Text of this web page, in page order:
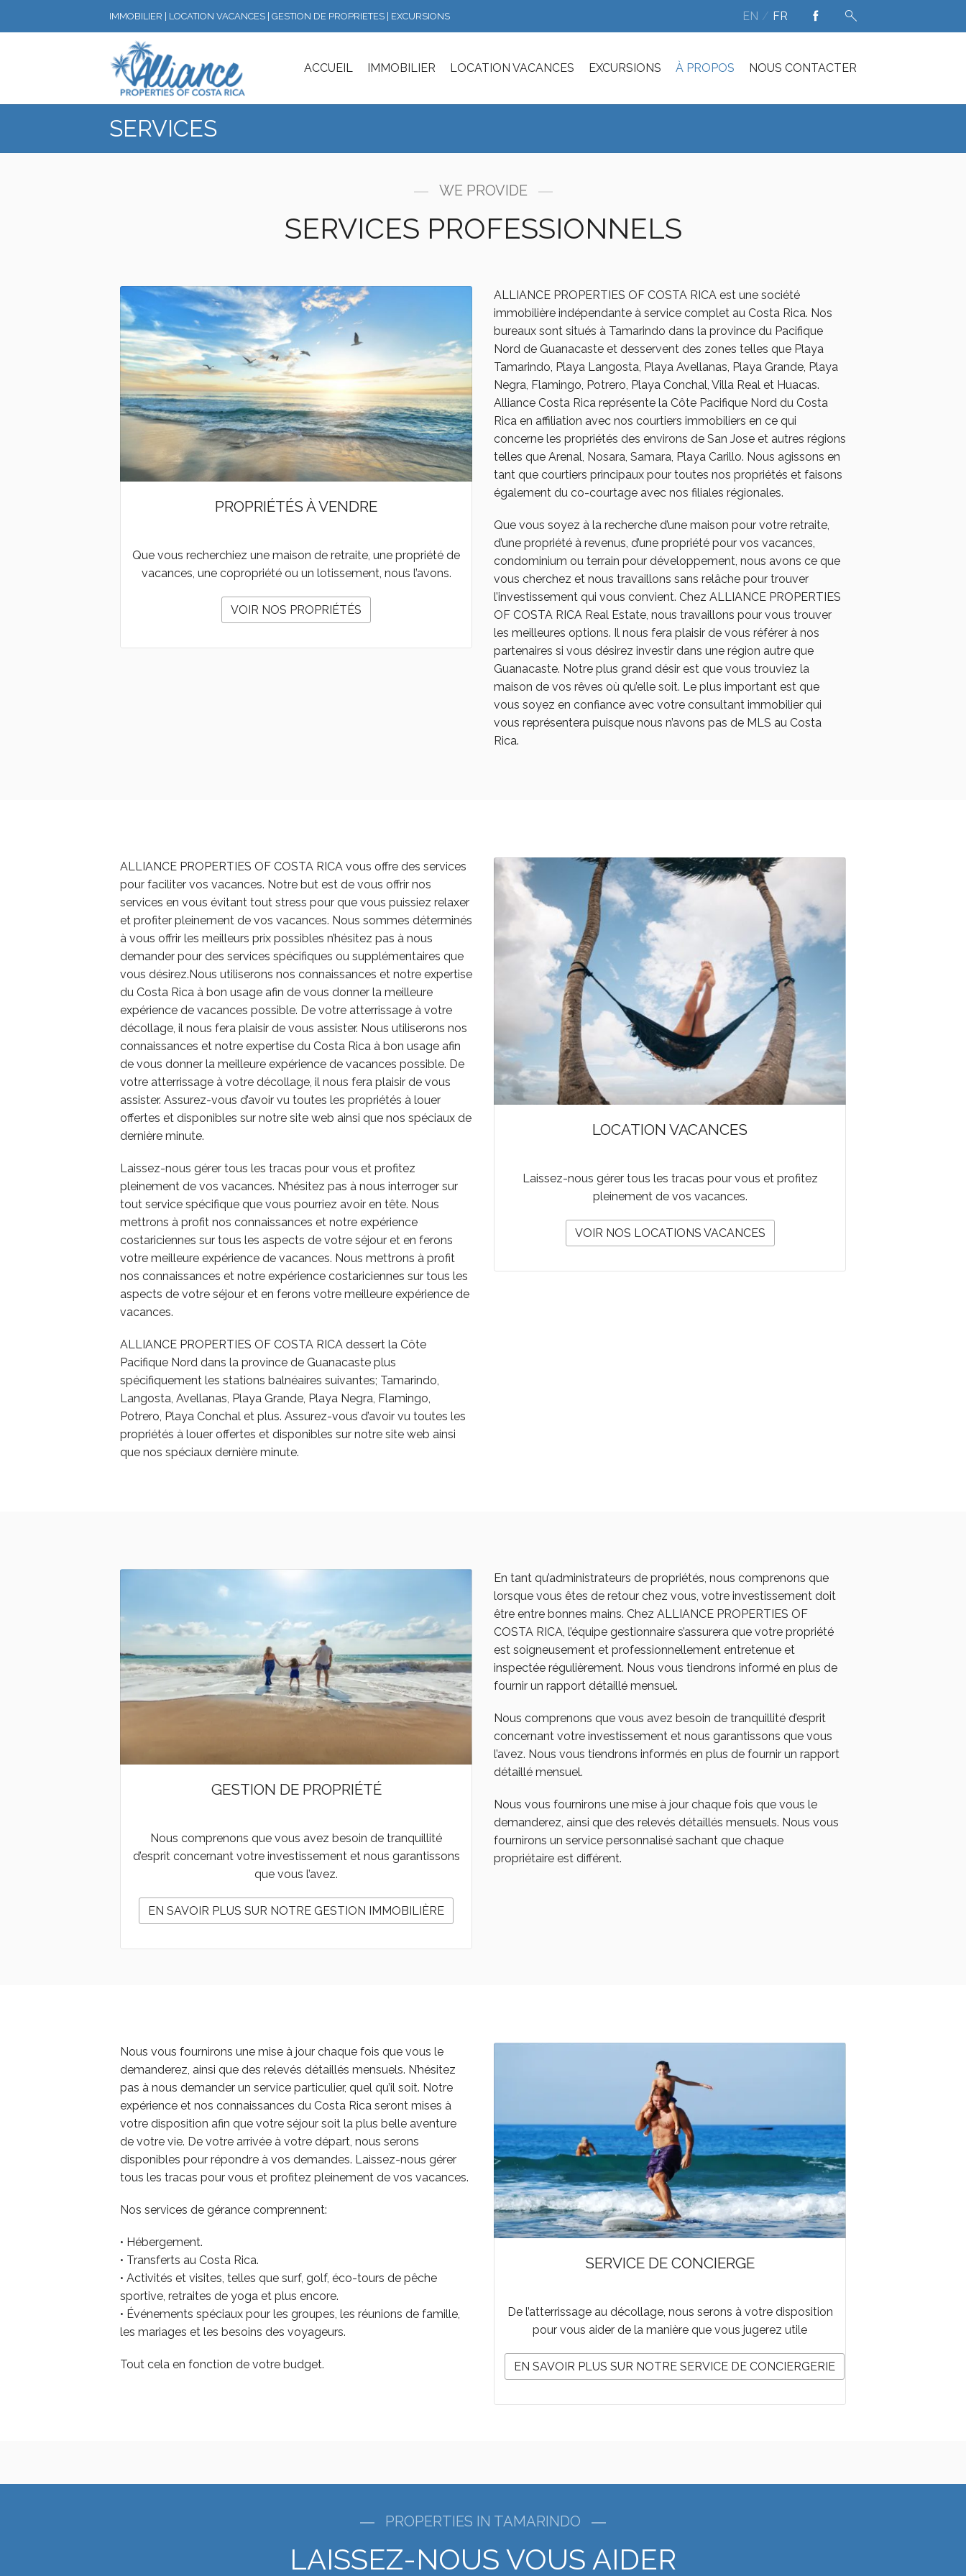
IMMOBILIER | LOCATION VACANCES | GESTION DE PROPRIETES | EXCURSIONS EN FR
ACCUEIL IMMOBILIER LOCATION VACANCES EXCURSIONS À PROPOS NOUS CONTACTER
SERVICES
WE PROVIDE
SERVICES PROFESSIONNELS
PROPRIÉTÉS À VENDRE
Que vous recherchiez une maison de retraite, une propriété de
vacances, une copropriété ou un lotissement, nous l’avons.
VOIR NOS PROPRIÉTÉS
ALLIANCE PROPERTIES OF COSTA RICA est une société
immobilière indépendante à service complet au Costa Rica. Nos
bureaux sont situés à Tamarindo dans la province du Pacifique
Nord de Guanacaste et desservent des zones telles que Playa
Tamarindo, Playa Langosta, Playa Avellanas, Playa Grande, Playa
Negra, Flamingo, Potrero, Playa Conchal, Villa Real et Huacas.
Alliance Costa Rica représente la Côte Pacifique Nord du Costa
Rica en affiliation avec nos courtiers immobiliers en ce qui
concerne les propriétés des environs de San Jose et autres régions
telles que Arenal, Nosara, Samara, Playa Carillo. Nous agissons en
tant que courtiers principaux pour toutes nos propriétés et faisons
également du co-courtage avec nos filiales régionales.
Que vous soyez à la recherche d’une maison pour votre retraite,
d’une propriété à revenus, d’une propriété pour vos vacances,
condominium ou terrain pour développement, nous avons ce que
vous cherchez et nous travaillons sans relâche pour trouver
l’investissement qui vous convient. Chez ALLIANCE PROPERTIES
OF COSTA RICA Real Estate, nous travaillons pour vous trouver
les meilleures options. Il nous fera plaisir de vous référer à nos
partenaires si vous désirez investir dans une région autre que
Guanacaste. Notre plus grand désir est que vous trouviez la
maison de vos rêves où qu’elle soit. Le plus important est que
vous soyez en confiance avec votre consultant immobilier qui
vous représentera puisque nous n’avons pas de MLS au Costa
Rica.
ALLIANCE PROPERTIES OF COSTA RICA vous offre des services
pour faciliter vos vacances. Notre but est de vous offrir nos
services en vous évitant tout stress pour que vous puissiez relaxer
et profiter pleinement de vos vacances. Nous sommes déterminés
à vous offrir les meilleurs prix possibles n’hésitez pas à nous
demander pour des services spécifiques ou supplémentaires que
vous désirez.Nous utiliserons nos connaissances et notre expertise
du Costa Rica à bon usage afin de vous donner la meilleure
expérience de vacances possible. De votre atterrissage à votre
décollage, il nous fera plaisir de vous assister. Nous utiliserons nos
connaissances et notre expertise du Costa Rica à bon usage afin
de vous donner la meilleure expérience de vacances possible. De
votre atterrissage à votre décollage, il nous fera plaisir de vous
assister. Assurez-vous d’avoir vu toutes les propriétés à louer
offertes et disponibles sur notre site web ainsi que nos spéciaux de
dernière minute.
Laissez-nous gérer tous les tracas pour vous et profitez
pleinement de vos vacances. N’hésitez pas à nous interroger sur
tout service spécifique que vous pourriez avoir en tête. Nous
mettrons à profit nos connaissances et notre expérience
costariciennes sur tous les aspects de votre séjour et en ferons
votre meilleure expérience de vacances. Nous mettrons à profit
nos connaissances et notre expérience costariciennes sur tous les
aspects de votre séjour et en ferons votre meilleure expérience de
vacances.
ALLIANCE PROPERTIES OF COSTA RICA dessert la Côte
Pacifique Nord dans la province de Guanacaste plus
spécifiquement les stations balnéaires suivantes; Tamarindo,
Langosta, Avellanas, Playa Grande, Playa Negra, Flamingo,
Potrero, Playa Conchal et plus. Assurez-vous d’avoir vu toutes les
propriétés à louer offertes et disponibles sur notre site web ainsi
que nos spéciaux dernière minute.
LOCATION VACANCES
Laissez-nous gérer tous les tracas pour vous et profitez
pleinement de vos vacances.
VOIR NOS LOCATIONS VACANCES
GESTION DE PROPRIÉTÉ
Nous comprenons que vous avez besoin de tranquillité
d’esprit concernant votre investissement et nous garantissons
que vous l’avez.
EN SAVOIR PLUS SUR NOTRE GESTION IMMOBILIÈRE
En tant qu’administrateurs de propriétés, nous comprenons que
lorsque vous êtes de retour chez vous, votre investissement doit
être entre bonnes mains. Chez ALLIANCE PROPERTIES OF
COSTA RICA, l’équipe gestionnaire s’assurera que votre propriété
est soigneusement et professionnellement entretenue et
inspectée régulièrement. Nous vous tiendrons informé en plus de
fournir un rapport détaillé mensuel.
Nous comprenons que vous avez besoin de tranquillité d’esprit
concernant votre investissement et nous garantissons que vous
l’avez. Nous vous tiendrons informés en plus de fournir un rapport
détaillé mensuel.
Nous vous fournirons une mise à jour chaque fois que vous le
demanderez, ainsi que des relevés détaillés mensuels. Nous vous
fournirons un service personnalisé sachant que chaque
propriétaire est différent.
Nous vous fournirons une mise à jour chaque fois que vous le
demanderez, ainsi que des relevés détaillés mensuels. N’hésitez
pas à nous demander un service particulier, quel qu’il soit. Notre
expérience et nos connaissances du Costa Rica seront mises à
votre disposition afin que votre séjour soit la plus belle aventure
de votre vie. De votre arrivée à votre départ, nous serons
disponibles pour répondre à vos demandes. Laissez-nous gérer
tous les tracas pour vous et profitez pleinement de vos vacances.
Nos services de gérance comprennent:
• Hébergement.
• Transferts au Costa Rica.
• Activités et visites, telles que surf, golf, éco-tours de pêche
sportive, retraites de yoga et plus encore.
• Événements spéciaux pour les groupes, les réunions de famille,
les mariages et les besoins des voyageurs.
Tout cela en fonction de votre budget.
SERVICE DE CONCIERGE
De l’atterrissage au décollage, nous serons à votre disposition
pour vous aider de la manière que vous jugerez utile
EN SAVOIR PLUS SUR NOTRE SERVICE DE CONCIERGERIE
PROPERTIES IN TAMARINDO
LAISSEZ-NOUS VOUS AIDER